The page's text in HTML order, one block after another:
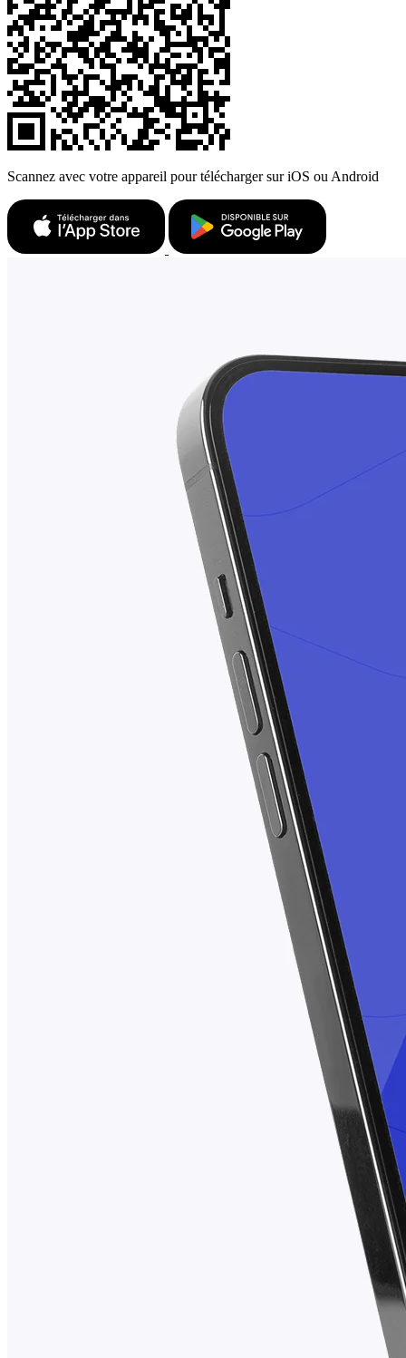
Scannez avec votre appareil pour télécharger sur iOS ou Android